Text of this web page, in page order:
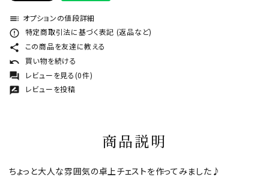
toc オプションの値段詳細
error_outline 特定商取引法に基づく表記 (返品など)
share この商品を友達に教える
undo 買い物を続ける
forum レビューを見る(0件)
rate_review レビューを投稿
商品説明
ちょっと大人な雰囲気の卓上チェストを作ってみました♪